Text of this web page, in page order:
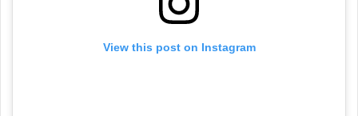
View this post on Instagram